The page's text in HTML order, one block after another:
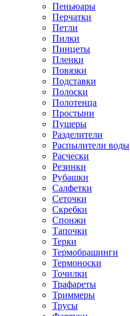
Пеньюары
Перчатки
Петли
Пилки
Пинцеты
Пленки
Повязки
Подставки
Полоски
Полотенца
Простыни
Пушеры
Разделители
Распылители воды
Расчески
Резинки
Рубашки
Салфетки
Сеточки
Скребки
Спонжи
Тапочки
Терки
Термобрашинги
Термоноски
Точилки
Трафареты
Триммеры
Трусы